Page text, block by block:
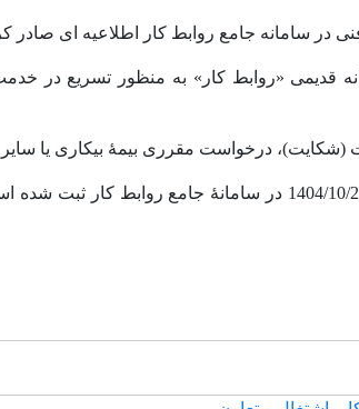
در سامانه جامع روابط کار اطلاعیه ای صادر
قدیمی «روابط کار» به منظور تسریع در
درخواست مقرری بیمۀ بیکاری یا
لازم به ذکر است فرایند پیگیری و رسیدگی به دادخواست‌هایی که تا